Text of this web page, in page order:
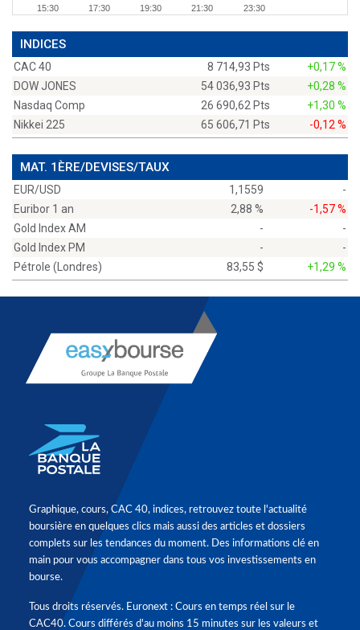
15:30 17:30 19:30 21:30 23:30
INDICES
CAC 40 8 714,93 Pts
+0,17 %
DOW JONES
54 036,93 Pts
+0,28 %
Nasdaq Comp
26 690,62 Pts
+1,30 %
Nikkei 225
65 606,71 Pts -0,12 %
MAT. 1ÈRE/DEVISES/TAUX
EUR/USD 1,1559
-
Euribor 1 an
2,88 %
-1,57 %
Gold Index AM
-
-
Gold Index PM
-
-
Pétrole (Londres)
83,55 $ +1,29 %
Graphique, cours, CAC 40, indices, retrouvez toute l'actualité
boursière en quelques clics mais aussi des articles et dossiers
complets sur les tendances du moment. Des informations clé en
main pour vous accompagner dans tous vos investissements en
bourse.
Tous droits réservés. Euronext : Cours en temps réel sur le
CAC40. Cours différés d'au moins 15 minutes sur les valeurs et